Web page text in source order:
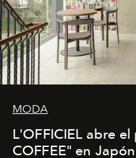
MODA
L'OFFICIEL abre
COFFEE" en Japón